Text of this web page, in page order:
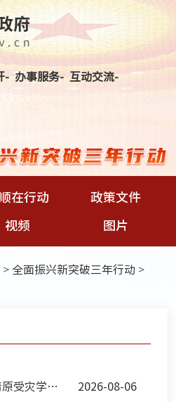
-办事服务- 互动交流-
在行动
政策文件
视频 图片
> 全面振兴新突破三年行动 >
物资精神双帮扶，清原受灾学子获关爱重拾信心 2026-08-06